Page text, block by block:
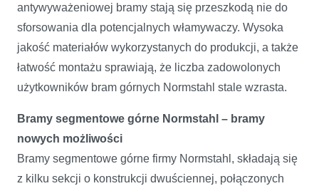
antywyważeniowej bramy stają się przeszkodą nie do
sforsowania dla potencjalnych włamywaczy. Wysoka
jakość materiałów wykorzystanych do produkcji, a także
łatwość montażu sprawiają, że liczba zadowolonych
użytkowników bram górnych Normstahl stale wzrasta.
Bramy segmentowe górne Normstahl – bramy
nowych możliwości
Bramy segmentowe górne firmy Normstahl, składają się
z kilku sekcji o konstrukcji dwuściennej, połączonych